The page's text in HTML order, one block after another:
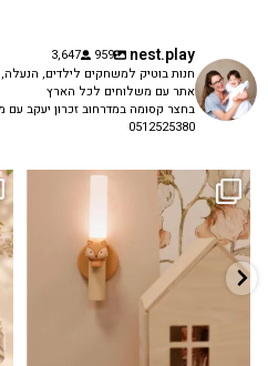
nest.play
959
3,647
חנות בוטיק למשחקים לילדים, הנעלה,
אתר עם משלוחים לכל הארץ
בחצר קסומה במדרחוב זכרון יעקב
0512525380
גם פריט עיצובי לחדר, גם מנורת לילה
...
3 0